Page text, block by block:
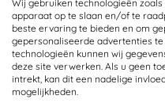
Privacyverklaring
Disclaimer
Wij gebruiken technologieën
apparaat op te slaan en/of te
beste ervaring te bieden en om
gepersonaliseerde advertenties
technologieën kunnen wij
deze site verwerken. Als u geen
intrekt, kan dit een nadelige
mogelijkheden.